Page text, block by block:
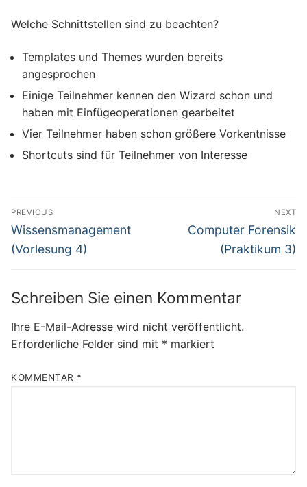
Welche Schnittstellen sind zu beachten?
Templates und Themes wurden bereits
angesprochen
Einige Teilnehmer kennen den Wizard schon und
haben mit Einfügeoperationen gearbeitet
Vier Teilnehmer haben schon größere Vorkentnisse
Shortcuts sind für Teilnehmer von Interesse
Beitragsnavigation
PREVIOUS
Previous
post:
Wissensmanagement
(Vorlesung 4)
NEXT
Next
Computer Forensik
(Praktikum 3)
Schreiben Sie einen Kommentar
Ihre E-Mail-Adresse wird nicht veröffentlicht.
Erforderliche Felder sind mit * markiert
KOMMENTAR *